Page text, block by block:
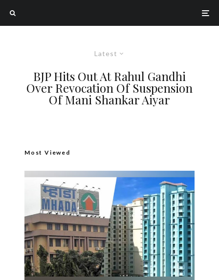
Latest
BJP Hits Out At Rahul Gandhi
Over Revocation Of Suspension
Of Mani Shankar Aiyar
Most Viewed